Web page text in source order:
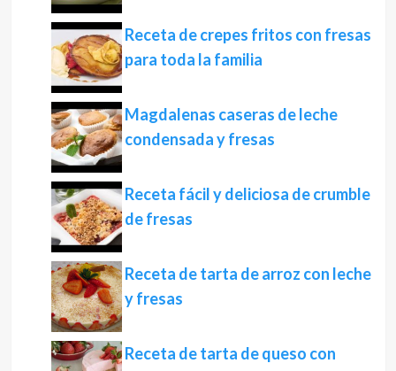
Receta de crepes fritos con fresas
para toda la familia
Magdalenas caseras de leche
condensada y fresas
Receta fácil y deliciosa de crumble
de fresas
Receta de tarta de arroz con leche
y fresas
Receta de tarta de queso con